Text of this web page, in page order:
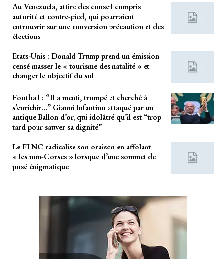
Au Venezuela, attire des conseil compris
autorité et contre-pied, qui pourraient
entrouvrir sur une conversion précaution et des
élections
Etats-Unis : Donald Trump prend un émission
censé masser le « tourisme des natalité » et
changer le objectif du sol
Football : “Il a menti, trompé et cherché à
s’enrichir…” Gianni Infantino attaqué par un
antique Ballon d’or, qui idolâtré qu’il est “trop
tard pour sauver sa dignité”
Le FLNC radicalise son oraison en affolant
« les non-Corses » lorsque d’une sommet de
posé énigmatique